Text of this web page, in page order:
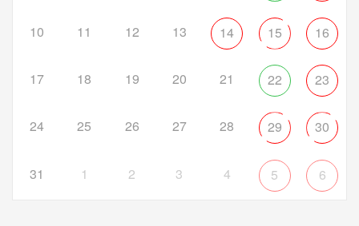
10 11 12 13 14 15 16
17 18 19 20 21 22 23
24 25 26 27 28 29 30
31 1 2 3 4 5 6